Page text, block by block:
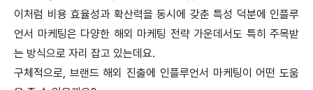
이처럼 비용 효율성과 확산력을 동시에 갖춘 특성 덕분에 인플루
언서 마케팅은 다양한 해외 마케팅 전략 가운데서도 특히 주목받
는 방식으로 자리 잡고 있는데요.
구체적으로, 브랜드 해외 진출에 인플루언서 마케팅이 어떤 도움